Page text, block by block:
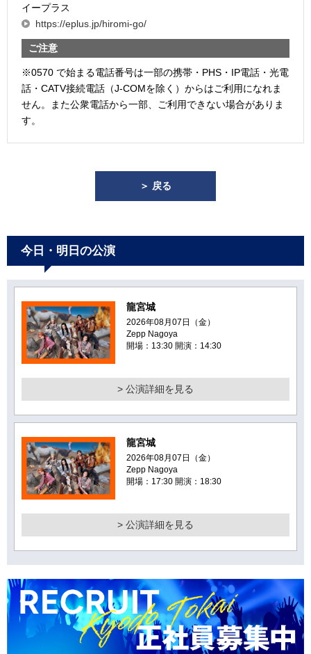
イープラス
https://eplus.jp/hiromi-go/
ご注意
※0570 で始まる電話番号は一部の携帯・PHS・IP電話・光電
話・CATV接続電話（J-COMを除く）からはご利用になれま
せん。また公衆電話から一部、ご利用できない場合がありま
す。
＞ 戻る
今日・明日の公演
龍宮城
2026年08月07日（金）
Zepp Nagoya
開場：13:30 開演：14:30
> 公演詳細を見る
龍宮城
2026年08月07日（金）
Zepp Nagoya
開場：17:30 開演：18:30
> 公演詳細を見る